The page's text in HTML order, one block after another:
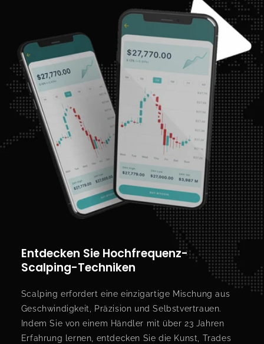
Entdecken Sie Hochfrequenz-
Scalping-Techniken
Scalping erfordert eine einzigartige Mischung aus
Geschwindigkeit, Präzision und Selbstvertrauen.
Indem Sie von einem Händler mit über 23 Jahren
Erfahrung lernen, entdecken Sie die Kunst, Trades